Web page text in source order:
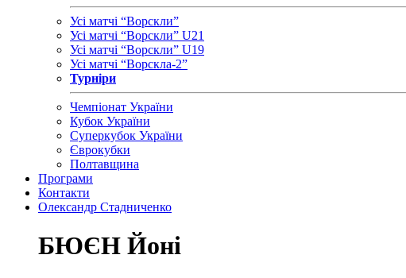
Усі матчі “Ворскли”
Усі матчі “Ворскли” U21
Усі матчі “Ворскли” U19
Усі матчі “Ворскла-2”
Турніри
Чемпіонат України
Кубок України
Суперкубок України
Єврокубки
Полтавщина
Програми
Контакти
Олександр Стадниченко
БЮЄН Йоні